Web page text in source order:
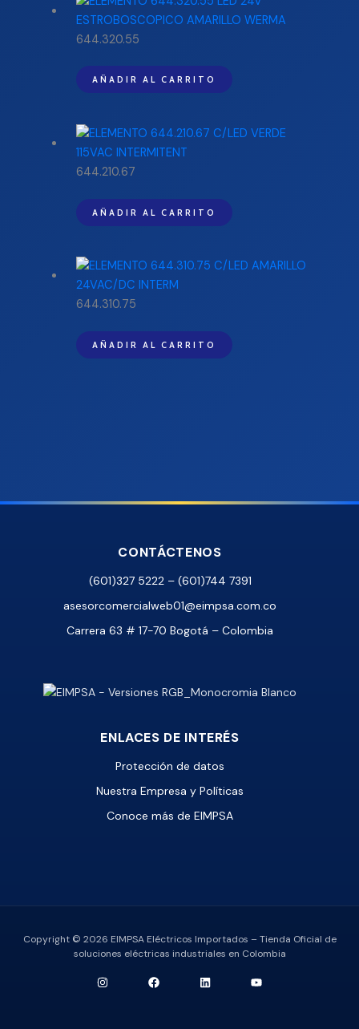
644.320.55
AÑADIR AL CARRITO
644.210.67
AÑADIR AL CARRITO
644.310.75
AÑADIR AL CARRITO
CONTÁCTENOS
(601)327 5222 – (601)744 7391
asesorcomercialweb01@eimpsa.com.co
Carrera 63 # 17-70 Bogotá – Colombia
ENLACES DE INTERÉS
Protección de datos
Nuestra Empresa y Políticas
Conoce más de EIMPSA
Copyright © 2026 EIMPSA Eléctricos Importados – Tienda Oficial de
soluciones eléctricas industriales en Colombia